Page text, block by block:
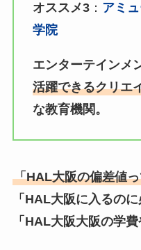
オススメ3： アミ
学院
エンターテインメ
活躍できるクリエ
な教育機関。
「HAL大阪の偏差値
「HAL大阪に入るの
「HAL大阪大阪の学